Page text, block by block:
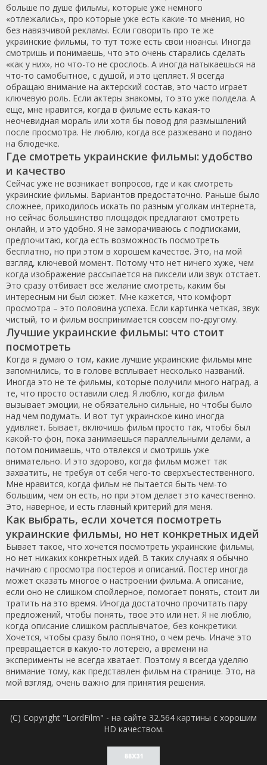
больше по душе фильмы, которые уже немного
«отлежались», про которые уже есть какие-то мнения, но
без навязчивой рекламы. Если говорить про те же
украинские фильмы, то тут тоже есть свои нюансы. Иногда
смотришь и понимаешь, что это очень старались сделать
«как у них», но что-то не срослось. А иногда натыкаешься на
что-то самобытное, с душой, и это цепляет. Я всегда
обращаю внимание на актерский состав, это часто играет
ключевую роль. Если актеры знакомы, то это уже полдела. А
еще, мне нравится, когда в фильме есть какая-то
неочевидная мораль или хотя бы повод для размышлений
после просмотра. Не люблю, когда все разжевано и подано
на блюдечке.
Где смотреть украинские фильмы: удобство
и качество
Сейчас уже не возникает вопросов, где и как смотреть
украинские фильмы. Вариантов предостаточно. Раньше было
сложнее, приходилось искать по разным уголкам интернета,
но сейчас большинство площадок предлагают смотреть
онлайн, и это удобно. Я не заморачиваюсь с подписками,
предпочитаю, когда есть возможность посмотреть
бесплатно, но при этом в хорошем качестве. Это, на мой
взгляд, ключевой момент. Потому что нет ничего хуже, чем
когда изображение рассыпается на пиксели или звук отстает.
Это сразу отбивает все желание смотреть, каким бы
интересным ни был сюжет. Мне кажется, что комфорт
просмотра – это половина успеха. Если картинка четкая, звук
чистый, то и фильм воспринимается совсем по-другому.
Лучшие украинские фильмы: что стоит
посмотреть
Когда я думаю о том, какие лучшие украинские фильмы мне
запомнились, то в голове всплывает несколько названий.
Иногда это не те фильмы, которые получили много наград, а
те, что просто оставили след. Я люблю, когда фильм
вызывает эмоции, не обязательно сильные, но чтобы было
над чем подумать. И вот тут украинское кино иногда
удивляет. Бывает, включишь фильм просто так, чтобы был
какой-то фон, пока занимаешься параллельными делами, а
потом понимаешь, что отвлекся и смотришь уже
внимательно. И это здорово, когда фильм может так
захватить, не требуя от себя чего-то сверхъестественного.
Мне нравится, когда фильм не пытается быть чем-то
большим, чем он есть, но при этом делает это качественно.
Это, наверное, и есть главный критерий для меня.
Как выбрать, если хочется посмотреть
украинские фильмы, но нет конкретных идей
Бывает такое, что хочется посмотреть украинские фильмы,
но нет никаких конкретных идей. В таких случаях я обычно
начинаю с просмотра постеров и описаний. Постер иногда
может сказать многое о настроении фильма. А описание,
если оно не слишком спойлерное, помогает понять, стоит ли
тратить на это время. Иногда достаточно прочитать пару
предложений, чтобы понять, твое это или нет. Я не люблю,
когда описание слишком расплывчатое, без конкретики.
Хочется, чтобы сразу было понятно, о чем речь. Иначе это
превращается в какую-то лотерею, а времени на
эксперименты не всегда хватает. Поэтому я всегда уделяю
внимание тому, как представлен фильм на странице. Это, на
мой взгляд, очень важно для принятия решения.
(C) Copyright "LordFilm" - на сайте 32.564 картины с хорошим
HD качеством.